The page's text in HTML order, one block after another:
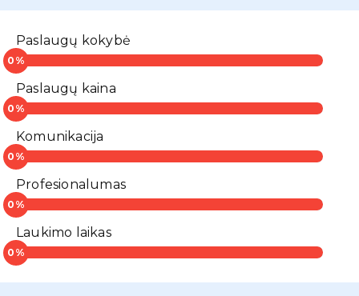
Paslaugų kokybė
Paslaugų kaina
Komunikacija
Profesionalumas
Laukimo laikas